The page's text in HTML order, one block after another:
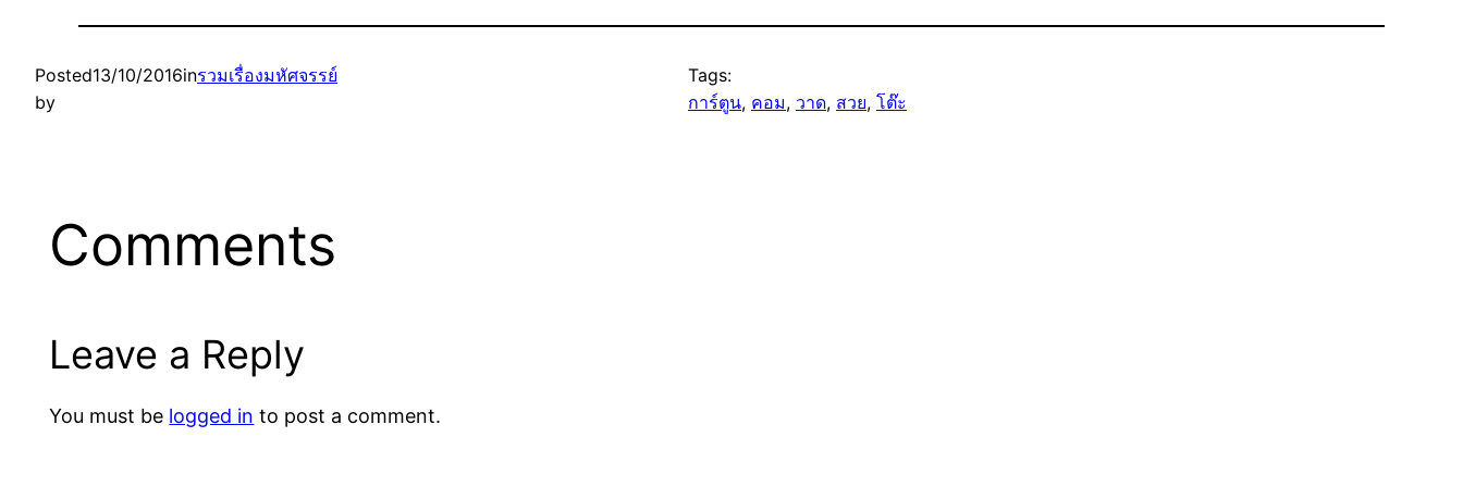
Posted13/10/2016inรวมเรื่องมหัศจรรย์
by
Tags:
การ์ตูน, คอม, วาด, สวย, โต๊ะ
Comments
Leave a Reply
You must be logged in to post a comment.